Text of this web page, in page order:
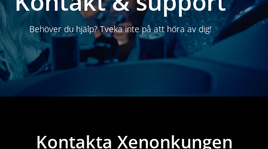
Behöver du hjälp? Tveka inte på att höra av dig!
Kontakta Xenonkungen